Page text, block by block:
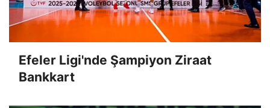
Efeler Ligi'nde Şampiyon Ziraat
Bankkart